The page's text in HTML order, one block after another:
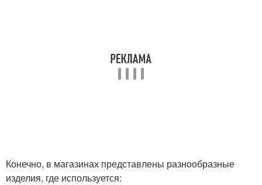
Конечно, в магазинах представлены разнообразные
изделия, где используется: